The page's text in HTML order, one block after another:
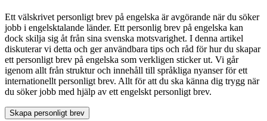
Ett välskrivet personligt brev på engelska är avgörande när du söker
jobb i engelsktalande länder. Ett personlig brev på engelska kan
dock skilja sig åt från sina svenska motsvarighet. I denna artikel
diskuterar vi detta och ger användbara tips och råd för hur du skapar
ett personligt brev på engelska som verkligen sticker ut. Vi går
igenom allt från struktur och innehåll till språkliga nyanser för ett
internationellt personligt brev. Allt för att du ska känna dig trygg när
du söker jobb med hjälp av ett engelskt personligt brev.
Skapa personligt brev